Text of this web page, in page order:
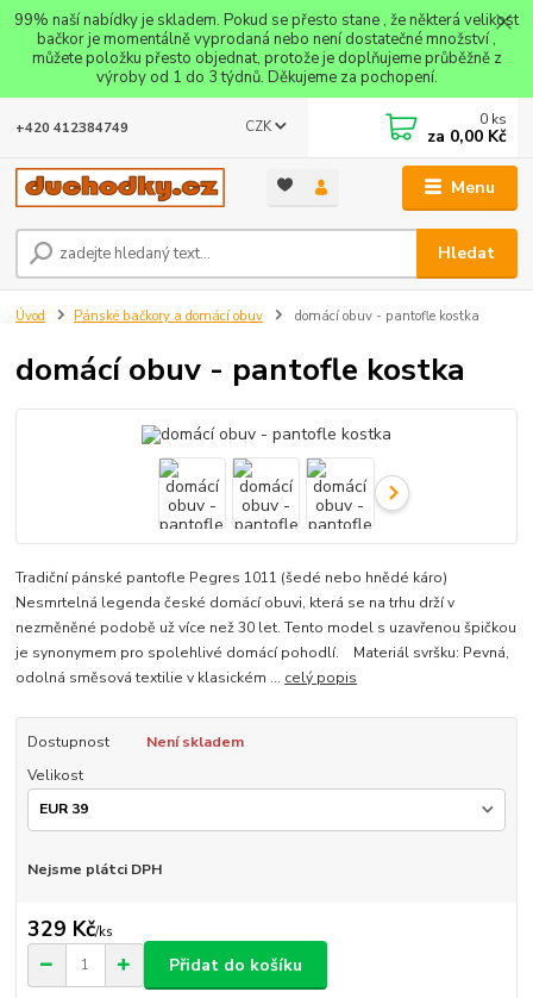
99% naší nabídky je skladem. Pokud se přesto stane , že některá velikost
bačkor je momentálně vyprodaná nebo není dostatečné množství ,
můžete položku přesto objednat, protože je doplňujeme průběžně z
výroby od 1 do 3 týdnů. Děkujeme za pochopení.
Menu
CZK
Hledat
+420 412384749 0 ks
za 0,00 Kč
Úvod Pánské bačkory a domácí obuv domácí obuv - pantofle kostka
domácí obuv - pantofle kostka
Tradiční pánské pantofle Pegres 1011 (šedé nebo hnědé káro)
Nesmrtelná legenda české domácí obuvi, která se na trhu drží v
nezměněné podobě už více než 30 let. Tento model s uzavřenou špičkou
je synonymem pro spolehlivé domácí pohodlí. Materiál svršku: Pevná,
odolná směsová textilie v klasickém ... celý popis
Dostupnost
Není skladem
Velikost
Nejsme plátci DPH
329 Kč/ks
Přidat do košíku